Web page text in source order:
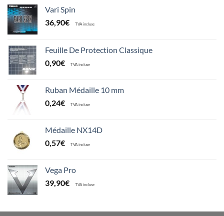
Vari Spin
36,90€ TVA incluse
Feuille De Protection Classique
0,90€ TVA incluse
Ruban Médaille 10 mm
0,24€ TVA incluse
Médaille NX14D
0,57€ TVA incluse
Vega Pro
39,90€ TVA incluse